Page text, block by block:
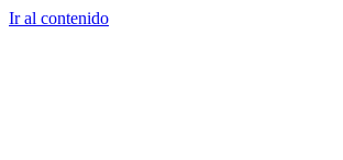
Ir al contenido